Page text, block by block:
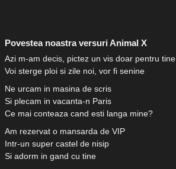
Povestea noastra versuri Animal X
Azi m-am decis, pictez un vis doar pentru tine
Voi sterge ploi si zile noi, vor fi senine
Ne urcam in masina de scris
Si plecam in vacanta-n Paris
Ce mai conteaza cand esti langa mine?
Am rezervat o mansarda de VIP
Intr-un super castel de nisip
Si adorm in gand cu tine